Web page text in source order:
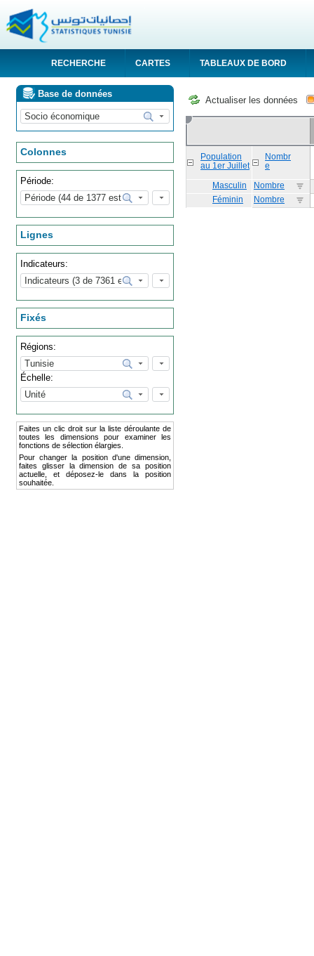
RECHERCHE CARTES TABLEAUX DE BORD
Base de données
Colonnes
Période:
Lignes
Indicateurs:
Fixés
Régions:
Échelle:
Faites un clic droit sur la liste déroulante de
toutes les dimensions pour examiner les
fonctions de sélection élargies.
Pour changer la position d'une dimension,
faites glisser la dimension de sa position
actuelle, et déposez-le dans la position
souhaitée.
Actualiser les données
Population
au 1er Juillet
Nombr
e
Masculin
Nombre
Féminin
Nombre